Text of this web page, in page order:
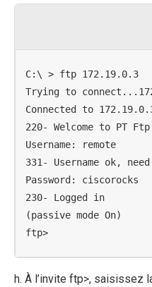
C:\ > ftp 172.19.0.3
Trying to
Connected to
220- Welcome to PT
Username: remote
331- Username ok, need
Password: ciscorocks
230- Logged in
(passive mode On)
ftp>
h. À l’invite ftp>, saisissez